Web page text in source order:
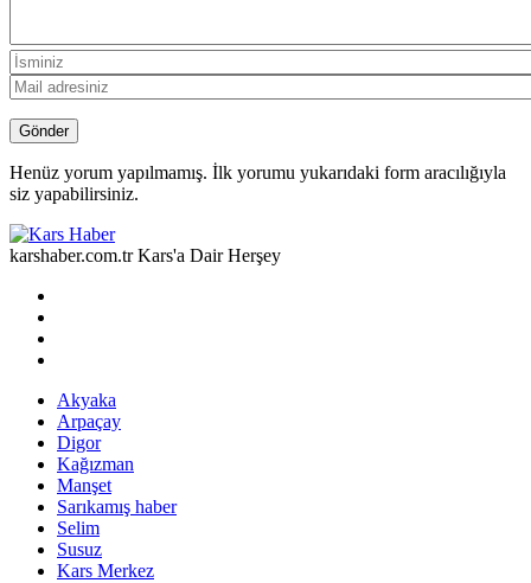
Henüz yorum yapılmamış. İlk yorumu yukarıdaki form aracılığıyla
siz yapabilirsiniz.
karshaber.com.tr Kars'a Dair Herşey
Akyaka
Arpaçay
Digor
Kağızman
Manşet
Sarıkamış haber
Selim
Susuz
Kars Merkez